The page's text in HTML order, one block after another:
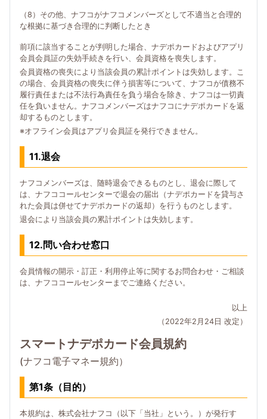
（8）その他、ナフコがナフコメンバーズとして不適当と合理的
な根拠に基づき合理的に判断したとき
前項に該当することが判明した場合、ナデポカードおよびアプリ
会員会員証の失効手続きを行い、会員資格を喪失します。
会員資格の喪失により当該会員の累計ポイントは失効します。こ
の場合、会員資格の喪失に伴う損害等について、ナフコが債務不
履行責任または不法行為責任を負う場合を除き、ナフコは一切責
任を負いません。ナフコメンバーズはナフコにナデポカードを返
却するものとします。
※オフライン会員はアプリ会員証を発行できません。
11.退会
ナフコメンバーズは、随時退会できるものとし、退会に際して
は、ナフココールセンターで退会の届出（ナデポカードを貸与さ
れた会員は併せてナデポカードの返却）を行うものとします。
退会により当該会員の累計ポイントは失効します。
12.問い合わせ窓口
会員情報の開示・訂正・利用停止等に関するお問合わせ・ご相談
は、ナフココールセンターまでご連絡ください。
以上
（2022年2月24日 改定）
スマートナデポカード会員規約
(ナフコ電子マネー規約）
第1条（目的）
本規約は、株式会社ナフコ（以下「当社」という。）が発行す